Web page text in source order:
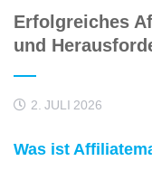
Erfolgreiches
und
2. JULI 2026
Was ist